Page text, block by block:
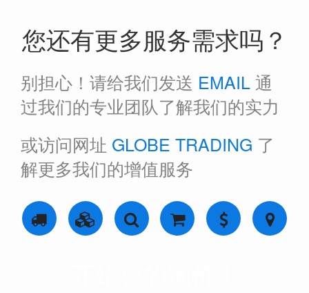
您还有更多服务需求吗？
别担心！请给我们发送 EMAIL 通
过我们的专业团队了解我们的实力
或访问网址 GLOBE TRADING 了
解更多我们的增值服务